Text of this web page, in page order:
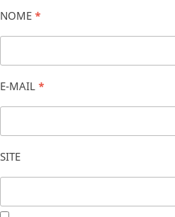
NOME *
E-MAIL *
SITE